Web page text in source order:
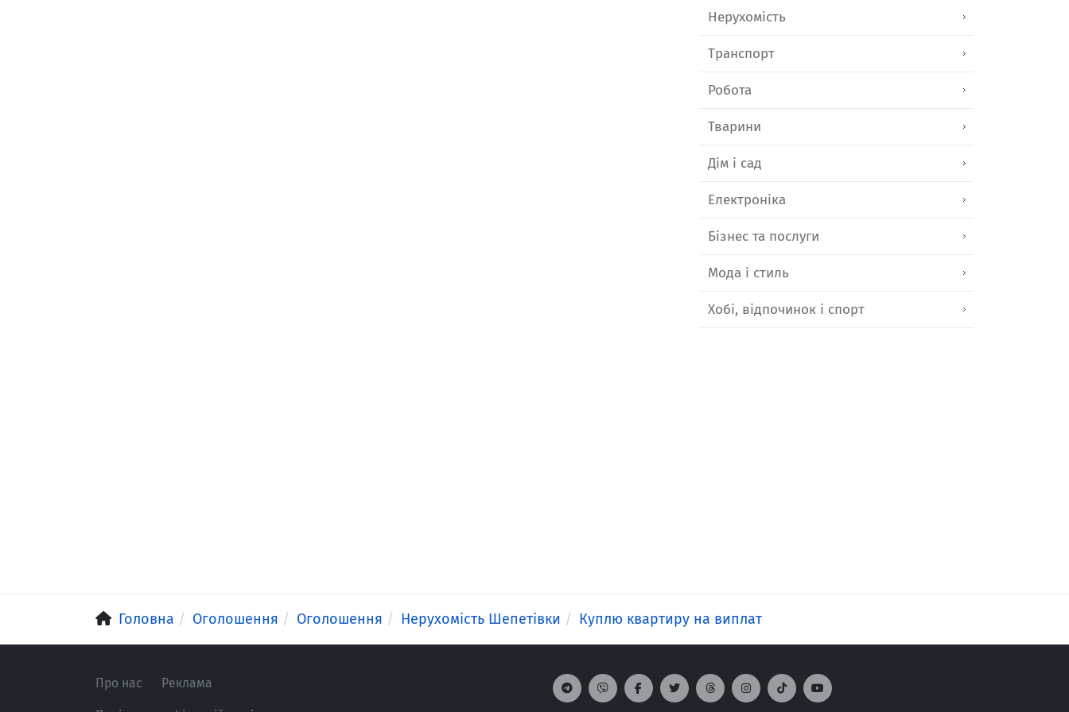
Нерухомість
Транспорт
Робота
Тварини
Дім і сад
Електроніка
Бізнес та послуги
Мода і стиль
Хобі, відпочинок і спорт
Головна Оголошення Оголошення Нерухомість Шепетівки Куплю квартиру на виплат
Про нас Реклама